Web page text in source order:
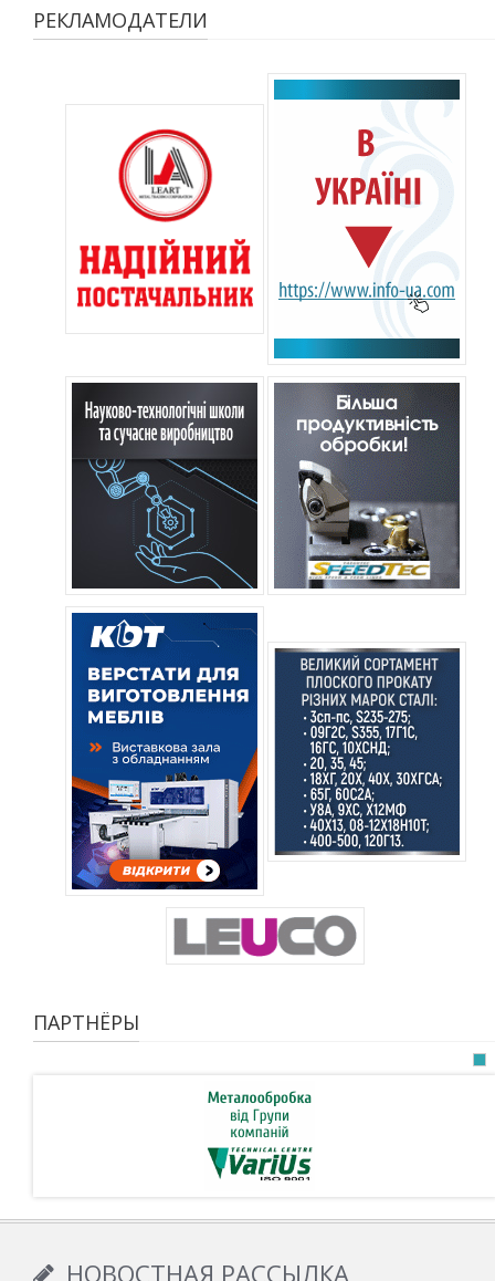
РЕКЛАМОДАТЕЛИ
ПАРТНЁРЫ
НОВОСТНАЯ РАССЫЛКА